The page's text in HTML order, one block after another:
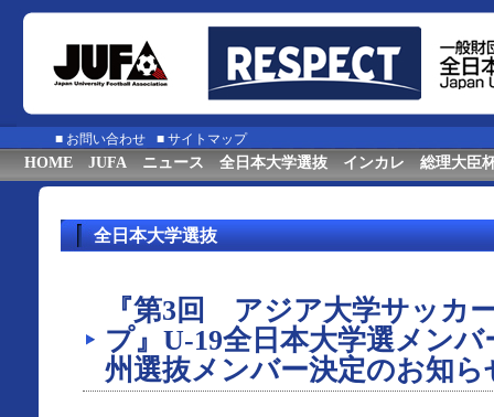
■ お問い合わせ ■ サイトマップ
HOME JUFA ニュース 全日本大学選抜 インカレ 総理大臣
全日本大学選抜
『第3回 アジア大学サッカ
プ』U-19全日本大学選メン
州選抜メンバー決定のお知ら